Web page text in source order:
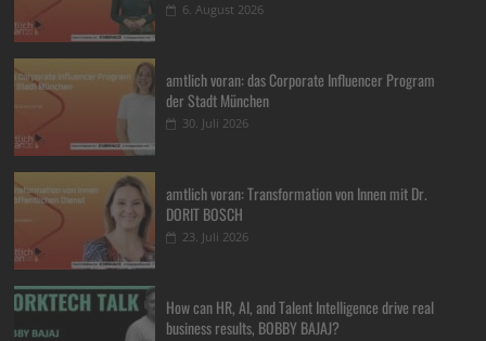
6. August 2026
amtlich voran: das Corporate Influencer Program
der Stadt München
30. Juli 2026
amtlich voran: Transformation von Innen mit Dr.
DORIT BOSCH
23. Juli 2026
How can HR, AI, and Talent Intelligence drive real
business results, BOBBY BAJAJ?